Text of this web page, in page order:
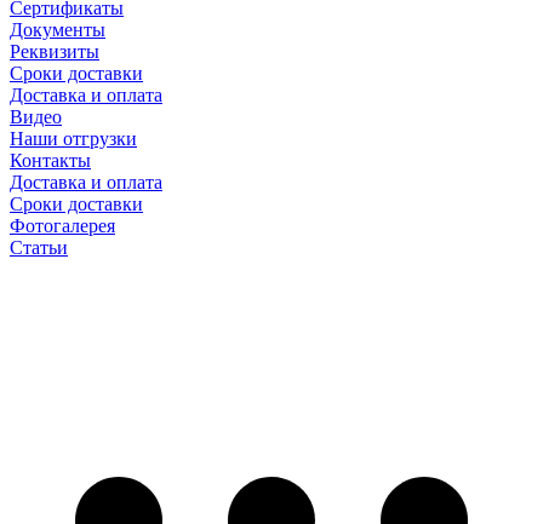
Сертификаты
Документы
Реквизиты
Сроки доставки
Доставка и оплата
Видео
Наши отгрузки
Контакты
Доставка и оплата
Сроки доставки
Фотогалерея
Статьи